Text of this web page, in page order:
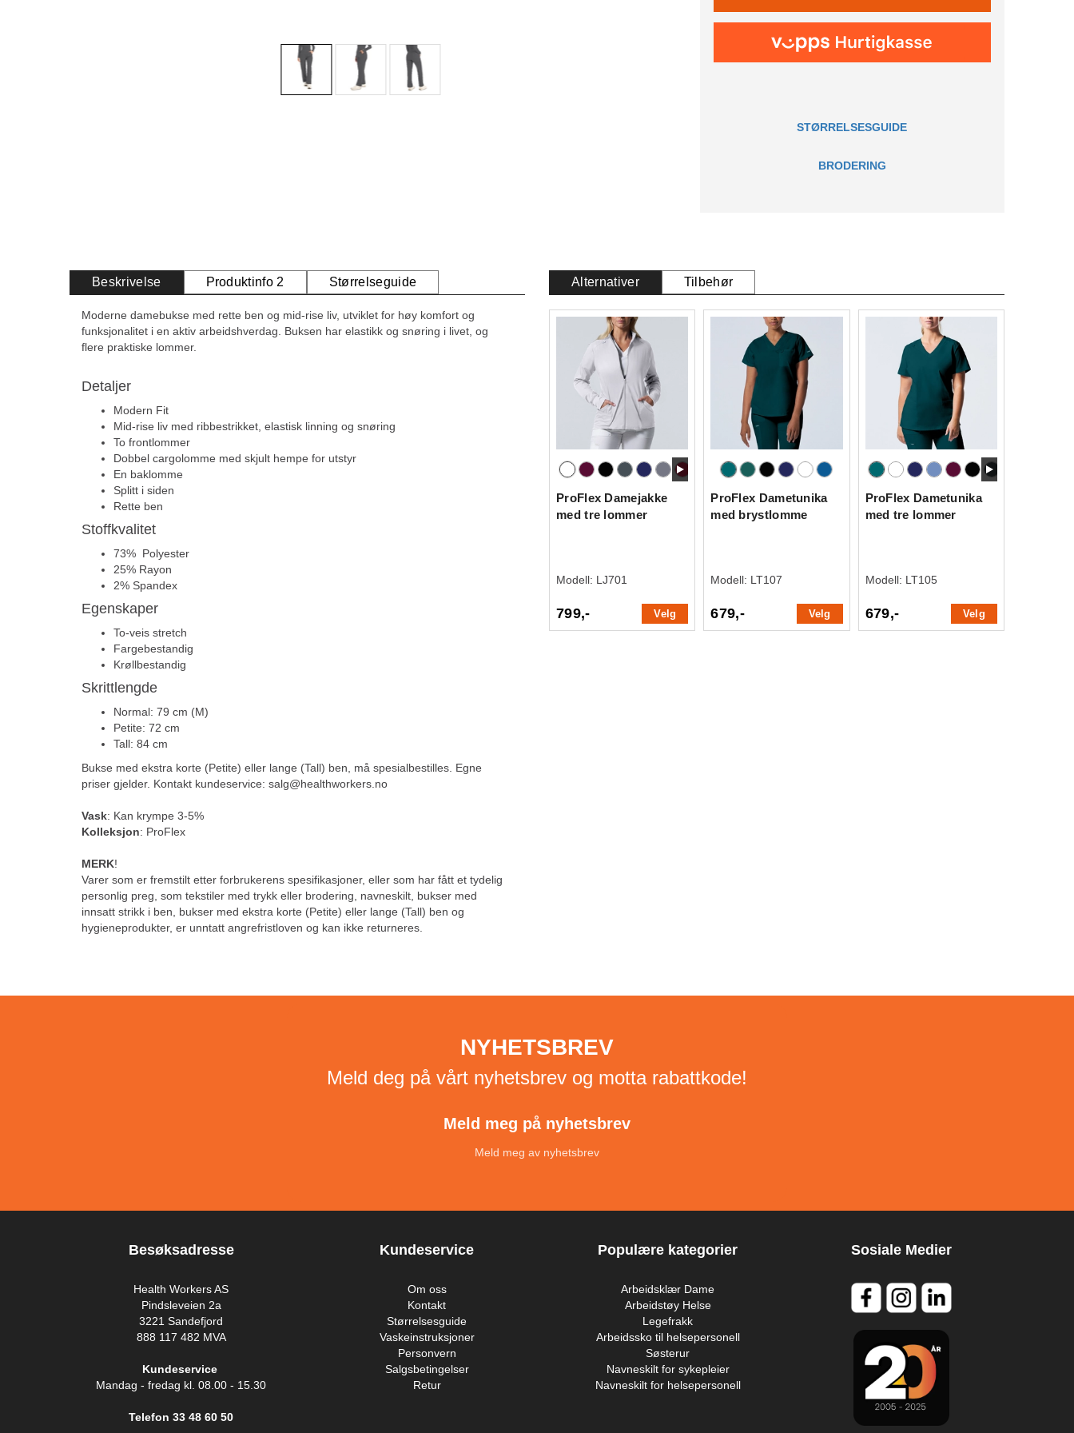
STØRRELSESGUIDE
BRODERING
Beskrivelse Produktinfo 2 Størrelseguide
Moderne damebukse med rette ben og mid-rise liv, utviklet for høy komfort og
funksjonalitet i en aktiv arbeidshverdag. Buksen har elastikk og snøring i livet, og
flere praktiske lommer.
Detaljer
Modern Fit
Mid-rise liv med ribbestrikket, elastisk linning og snøring
To frontlommer
Dobbel cargolomme med skjult hempe for utstyr
En baklomme
Splitt i siden
Rette ben
Stoffkvalitet
73% Polyester
25% Rayon
2% Spandex
Egenskaper
To-veis stretch
Fargebestandig
Krøllbestandig
Skrittlengde
Normal: 79 cm (M)
Petite: 72 cm
Tall: 84 cm
Bukse med ekstra korte (Petite) eller lange (Tall) ben, må spesialbestilles. Egne
priser gjelder. Kontakt kundeservice: salg@healthworkers.no
Vask: Kan krympe 3-5%
Kolleksjon: ProFlex
MERK!
Varer som er fremstilt etter forbrukerens spesifikasjoner, eller som har fått et tydelig
personlig preg, som tekstiler med trykk eller brodering, navneskilt, bukser med
innsatt strikk i ben, bukser med ekstra korte (Petite) eller lange (Tall) ben og
hygieneprodukter, er unntatt angrefristloven og kan ikke returneres.
Alternativer Tilbehør
ProFlex Damejakke
med tre lommer
Modell: LJ701
799,- Velg
ProFlex Dametunika
med brystlomme
Modell: LT107
679,- Velg
ProFlex Dametunika
med tre lommer
Modell: LT105
679,- Velg
NYHETSBREV
Meld deg på vårt nyhetsbrev og motta rabattkode!
Meld meg på nyhetsbrev
Meld meg av nyhetsbrev
Besøksadresse
Health Workers AS
Pindsleveien 2a
3221 Sandefjord
888 117 482 MVA
Kundeservice
Mandag - fredag kl. 08.00 - 15.30
Telefon 33 48 60 50
Kundeservice
Om oss
Kontakt
Størrelsesguide
Vaskeinstruksjoner
Personvern
Salgsbetingelser
Retur
Populære kategorier
Arbeidsklær Dame
Arbeidstøy Helse
Legefrakk
Arbeidssko til helsepersonell
Søsterur
Navneskilt for sykepleier
Navneskilt for helsepersonell
Sosiale Medier